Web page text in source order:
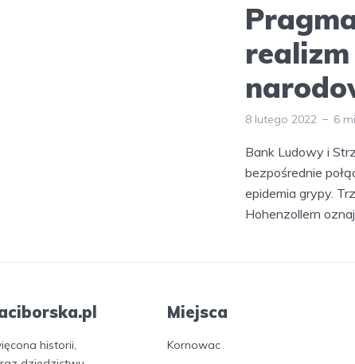
8 lutego 2022 6
Bank Ludowy i
bezpośrednie
epidemia grypy.
Hohenzollern
historii,
Miejsca
Kornowac